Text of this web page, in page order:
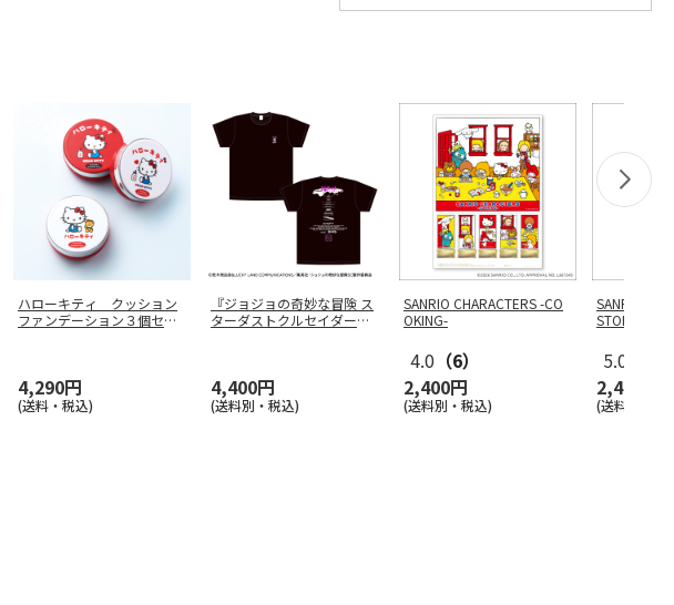
ハローキティ クッション
ファンデーション３個セッ
4,290円
(送料・税込)
『ジョジョの奇妙な冒険 ス
ターダストクルセイダー
4,400円
(送料別・税込)
SANRIO CHARACTERS -CO
OKING-
4.0 （6）
2,400円
(送料別・税込)
SANRIO
STOP-
5.0
2,400円
(送料別・税